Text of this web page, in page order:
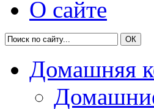
О сайте
Домашняя